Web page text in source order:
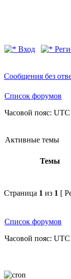
Вход
Сообщения без
Список форумов
Часовой пояс:
Активные темы
Темы
Страница 1 из 1 [
Список форумов
Часовой пояс: